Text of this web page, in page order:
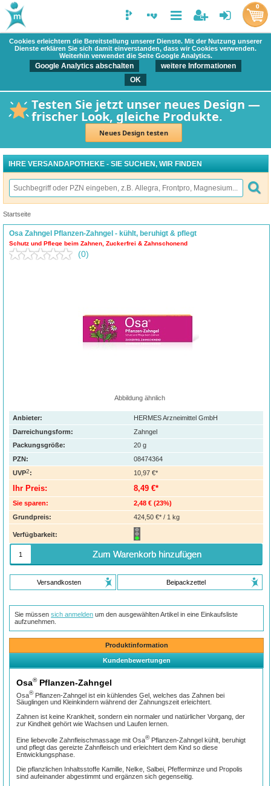
Cookies erleichtern die Bereitstellung unserer Dienste. Mit der Nutzung unserer
Dienste erklären Sie sich damit einverstanden, dass wir Cookies verwenden.
Weiterhin verwendet die Seite Google Analytics.
Google Analytics abschalten
weitere Informationen
OK
Testen Sie jetzt unser neues Design —
frischer Look, gleiche Produkte.
Neues Design testen
0
IHRE VERSANDAPOTHEKE - SIE SUCHEN, WIR FINDEN
Startseite
Osa Zahngel Pflanzen-Zahngel - kühlt, beruhigt & pflegt
Schutz und Pflege beim Zahnen, Zuckerfrei & Zahnschonend
(0)
Abbildung ähnlich
Anbieter:
HERMES Arzneimittel GmbH
Darreichungsform:
Zahngel
Packungsgröße:
20 g
PZN:
08474364
UVP2: 10,97 €*
Ihr Preis: 8,49 €*
Sie sparen: 2,48 € (23%)
Grundpreis:
424,50 €* / 1 kg
Verfügbarkeit:
Zum Warenkorb hinzufügen
Versandkosten Beipackzettel
Sie müssensich anmelden um den ausgewählten Artikel in eine Einkaufsliste
aufzunehmen.
Produktinformation
Kundenbewertungen
Osa®Pflanzen-Zahngel
Osa®Pflanzen-Zahngel ist ein kühlendes Gel, welches das Zahnen bei
Säuglingen und Kleinkindern während der Zahnungszeit erleichtert.
Zahnen ist keine Krankheit, sondern ein normaler und natürlicher Vorgang, der
zur Kindheit gehört wie Wachsen und Laufen lernen.
Eine liebevolle Zahnfleischmassage mit Osa®Pflanzen-Zahngel kühlt, beruhigt
und pflegt das gereizte Zahnfleisch und erleichtert dem Kind so diese
Entwicklungsphase.
Die pflanzlichen Inhaltsstoffe Kamille, Nelke, Salbei, Pfefferminze und Propolis
sind aufeinander abgestimmt und ergänzen sich gegenseitig.